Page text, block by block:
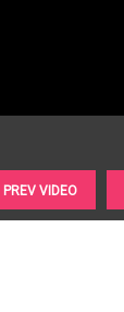
PREV VIDEO